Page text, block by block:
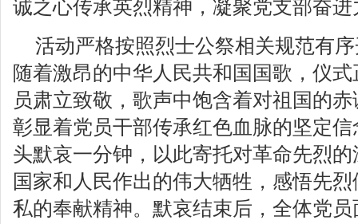
诚之心传承英烈精神，凝聚党支部奋进
活动严格按照烈士公祭相关规范有
随着激昂的中华人民共和国国歌，仪
员肃立致敬，歌声中饱含着对祖国的
彰显着党员干部传承红色血脉的坚定
头默哀一分钟，以此寄托对革命先烈
国家和人民作出的伟大牺牲，感悟先
私的奉献精神。默哀结束后，全体党